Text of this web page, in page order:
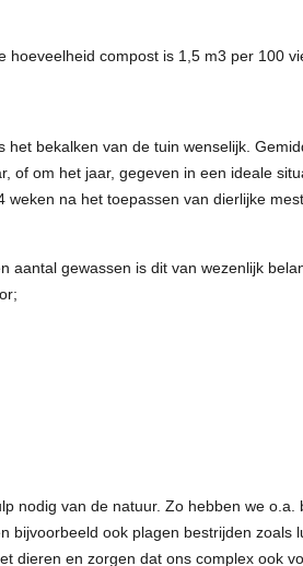
compost is 1,5 m3 per 100
bekalken van de tuin wenselijk.
of om het jaar, gegeven in een ideale
na het toepassen van dierlijke mest.
aantal gewassen is dit van wezenlijk
nodig van de natuur. Zo hebben we
bijvoorbeeld ook plagen bestrijden zoals
dieren en zorgen dat ons complex ook